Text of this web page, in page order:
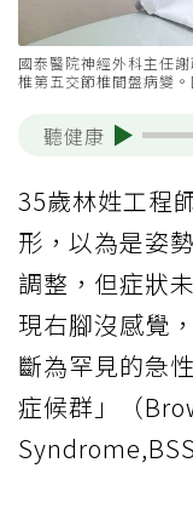
國泰醫院神經外科主任
椎第五交節椎間盤病變
聽健康
35歲林姓工程
形，以為是姿
調整，但症狀
現右腳沒感覺
斷為罕見的急
症候群」（